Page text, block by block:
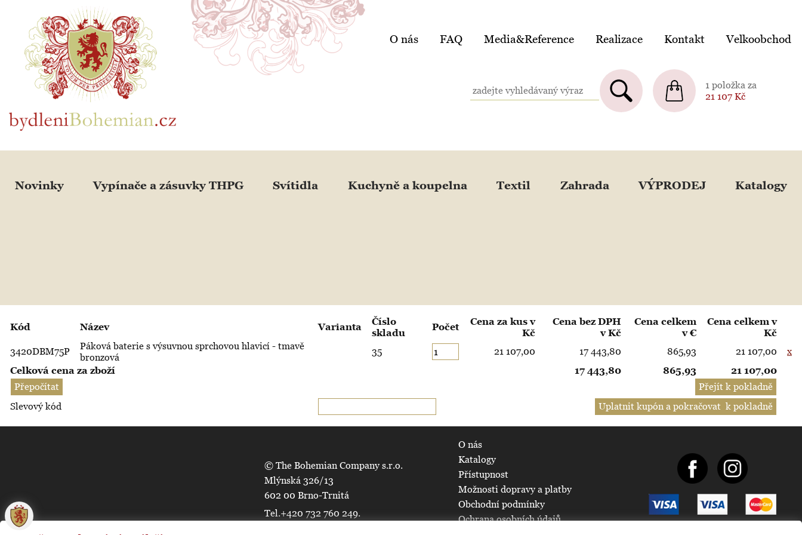
BydleniBohemian.cz
O nás FAQ Media&Reference Realizace Kontakt Velkoobchod
1 položka za
21 107 Kč
Novinky Vypínače a zásuvky THPG Svítidla Kuchyně a koupelna Textil Zahrada VÝPRODEJ Katalogy
Kód Název Varianta
Číslo
skladu
Počet
Cena za kus v
Kč
Cena bez DPH
v Kč
Cena celkem
v €
Cena celkem v
Kč
3420DBM75P
Páková baterie s výsuvnou sprchovou hlavicí - tmavě
bronzová
35 21 107,00 17 443,80 865,93 21 107,00
x
Celková cena za zboží
17 443,80 865,93 21 107,00
Slevový kód
© The Bohemian Company s.r.o.
Mlýnská 326/13
602 00 Brno-Trnitá
Tel.+420 732 760 249.
O nás
Katalogy
Přístupnost
Možnosti dopravy a platby
Obchodní podmínky
Ochrana osobních údajů
🍪